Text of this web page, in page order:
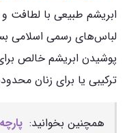
ابریشم طبیعی با
لباس‌های رسمی اسلامی
پوشیدن ابریشم خالص
ترکیبی یا برای زنان
همچنین بخوانید: